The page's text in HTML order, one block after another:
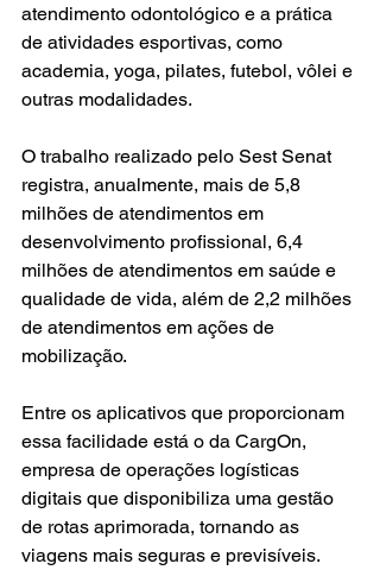
atendimento odontológico e a prática
de atividades esportivas, como
academia, yoga, pilates, futebol, vôlei e
outras modalidades.
O trabalho realizado pelo Sest Senat
registra, anualmente, mais de 5,8
milhões de atendimentos em
desenvolvimento profissional, 6,4
milhões de atendimentos em saúde e
qualidade de vida, além de 2,2 milhões
de atendimentos em ações de
mobilização.
Entre os aplicativos que proporcionam
essa facilidade está o da CargOn,
empresa de operações logísticas
digitais que disponibiliza uma gestão
de rotas aprimorada, tornando as
viagens mais seguras e previsíveis.